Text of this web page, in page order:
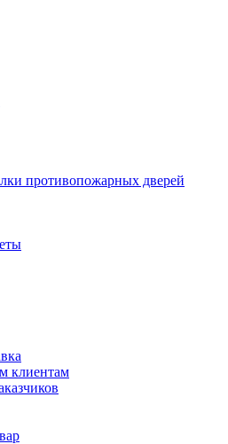
противопожарных дверей
клиентам